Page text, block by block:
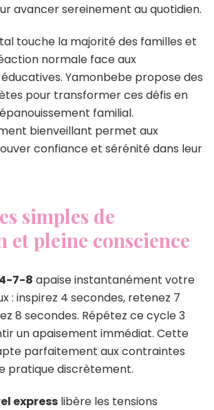
avancer sereinement au quotidien.
touche la majorité des familles et
normale face aux
Yamonbebe propose des
pour transformer ces défis en
familial.
bienveillant permet aux
confiance et sérénité dans leur
simples de
et pleine conscience
7-8 apaise instantanément votre
: inspirez 4 secondes, retenez 7
8 secondes. Répétez ce cycle 3
un apaisement immédiat. Cette
parfaitement aux contraintes
pratique discrètement.
express libère les tensions